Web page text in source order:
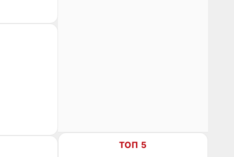
ТОП 5